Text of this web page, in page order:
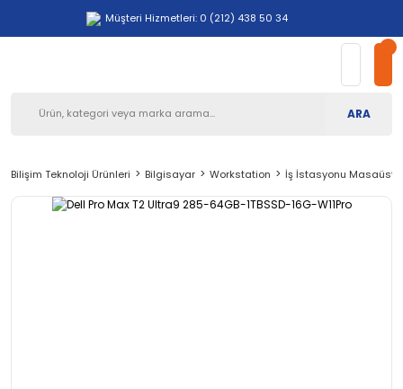
Müşteri Hizmetleri: 0 (212) 438 50 34
ARA
Bilişim Teknoloji Ürünleri Bilgisayar Workstation İş İstasyonu Masaüstü